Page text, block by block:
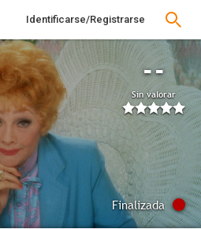
Identificarse/Registrarse
--
Sin valorar
Finalizada